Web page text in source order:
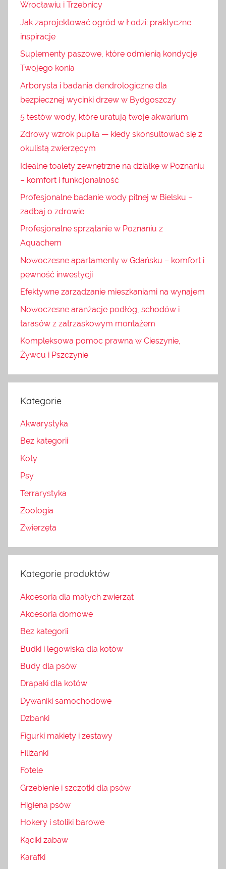
Wrocławiu i Trzebnicy
Jak zaprojektować ogród w Łodzi: praktyczne
inspiracje
Suplementy paszowe, które odmienią kondycję
Twojego konia
Arborysta i badania dendrologiczne dla
bezpiecznej wycinki drzew w Bydgoszczy
5 testów wody, które uratują twoje akwarium
Zdrowy wzrok pupila — kiedy skonsultować się z
okulistą zwierzęcym
Idealne toalety zewnętrzne na działkę w Poznaniu
– komfort i funkcjonalność
Profesjonalne badanie wody pitnej w Bielsku –
zadbaj o zdrowie
Profesjonalne sprzątanie w Poznaniu z
Aquachem
Nowoczesne apartamenty w Gdańsku – komfort i
pewność inwestycji
Efektywne zarządzanie mieszkaniami na wynajem
Nowoczesne aranżacje podłóg, schodów i
tarasów z zatrzaskowym montażem
Kompleksowa pomoc prawna w Cieszynie,
Żywcu i Pszczynie
Kategorie
Akwarystyka
Bez kategorii
Koty
Psy
Terrarystyka
Zoologia
Zwierzęta
Kategorie produktów
Akcesoria dla małych zwierząt
Akcesoria domowe
Bez kategorii
Budki i legowiska dla kotów
Budy dla psów
Drapaki dla kotów
Dywaniki samochodowe
Dzbanki
Figurki makiety i zestawy
Filiżanki
Fotele
Grzebienie i szczotki dla psów
Higiena psów
Hokery i stoliki barowe
Kąciki zabaw
Karafki